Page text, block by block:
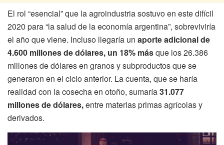
El rol “esencial” que la agroindustria sostuvo en este difícil
2020 para “la salud de la economía argentina”, sobreviviría
el año que viene. Incluso llegaría un aporte adicional de
4.600 millones de dólares, un 18% másque los 26.386
millones de dólares en granos y subproductos que se
generaron en el ciclo anterior. La cuenta, que se haría
realidad con la cosecha en otoño, sumaría31.077
millones de dólares,entre materias primas agrícolas y
derivados.